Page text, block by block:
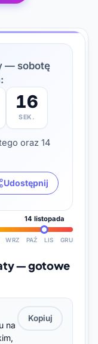
— sobotę
15
SEK.
oraz 14
Udostępnij
14 listopada
WRZ PAŹ LIS GRU
— gotowe
na
Kopiuj